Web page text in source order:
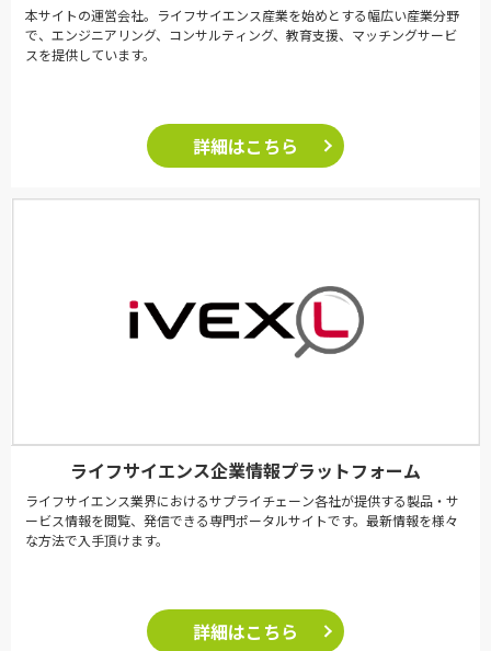
本サイトの運営会社。ライフサイエンス産業を始めとする幅広い産業分野
で、エンジニアリング、コンサルティング、教育支援、マッチングサービ
スを提供しています。
詳細はこちら
ライフサイエンス企業情報プラットフォーム
ライフサイエンス業界におけるサプライチェーン各社が提供する製品・サ
ービス情報を閲覧、発信できる専門ポータルサイトです。最新情報を様々
な方法で入手頂けます。
詳細はこちら